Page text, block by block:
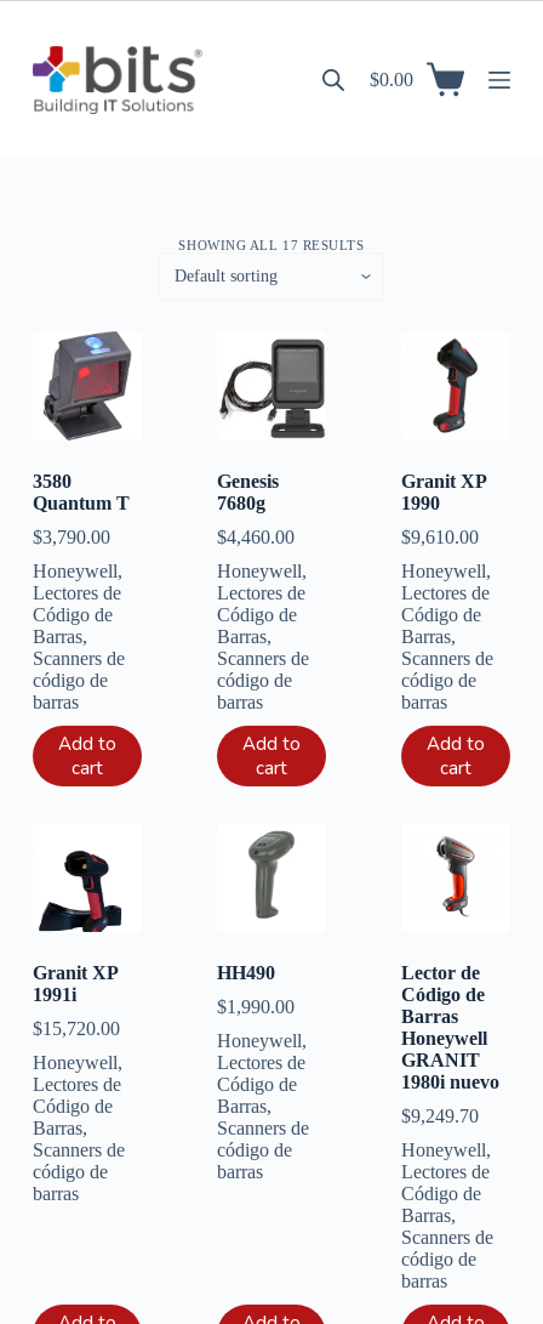
$0.00
SHOWING ALL 17 RESULTS
3580
Quantum T
$3,790.00
Honeywell,
Lectores de
Código de
Barras,
Scanners de
código de
barras
Add to
cart
Genesis
7680g
$4,460.00
Honeywell,
Lectores de
Código de
Barras,
Scanners de
código de
barras
Add to
cart
Granit XP
1990
$9,610.00
Honeywell,
Lectores de
Código de
Barras,
Scanners de
código de
barras
Add to
cart
Granit XP
1991i
$15,720.00
Honeywell,
Lectores de
Código de
Barras,
Scanners de
código de
barras
HH490
$1,990.00
Honeywell,
Lectores de
Código de
Barras,
Scanners de
código de
barras
Lector de
Código de
Barras
Honeywell
GRANIT
1980i nuevo
$9,249.70
Honeywell,
Lectores de
Código de
Barras,
Scanners de
código de
barras